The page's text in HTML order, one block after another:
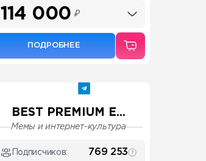
114 000 ₽
ПОДРОБНЕЕ
BEST PREMIUM E...
Мемы и интернет-культура
Подписчиков: 769 253